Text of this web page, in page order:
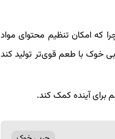
که امکان تنظیم محتوای مواد
دارد چربی خوک با طعم قوی‌تر تولید کند